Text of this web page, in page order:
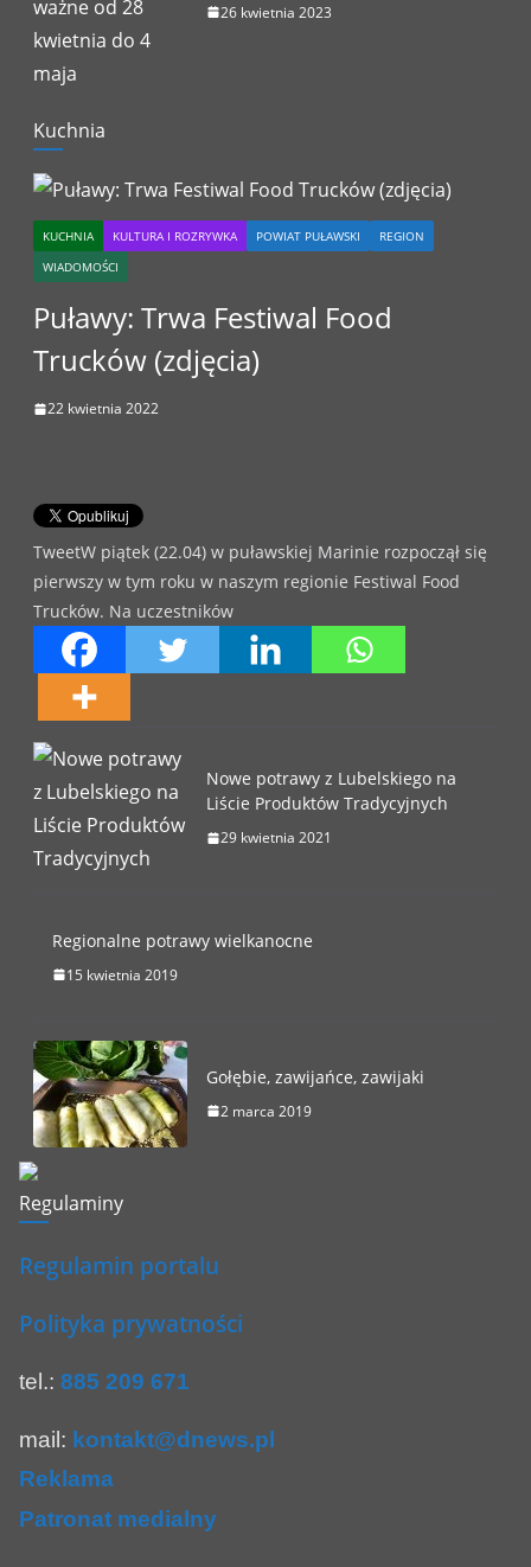
26 kwietnia 2023
Kuchnia
KUCHNIA KULTURA I ROZRYWKA POWIAT PUŁAWSKI
REGION
WIADOMOŚCI
Puławy: Trwa Festiwal Food
Trucków (zdjęcia)
22 kwietnia 2022
TweetW piątek (22.04) w puławskiej Marinie rozpoczął się
pierwszy w tym roku w naszym regionie Festiwal Food
Trucków. Na uczestników
Nowe potrawy z Lubelskiego na
Liście Produktów Tradycyjnych
29 kwietnia 2021
Regionalne potrawy wielkanocne
15 kwietnia 2019
Gołębie, zawijańce, zawijaki
2 marca 2019
Regulaminy
Regulamin portalu
Polityka prywatności
tel.: 885 209 671
mail: kontakt@dnews.pl
Reklama
Patronat medialny